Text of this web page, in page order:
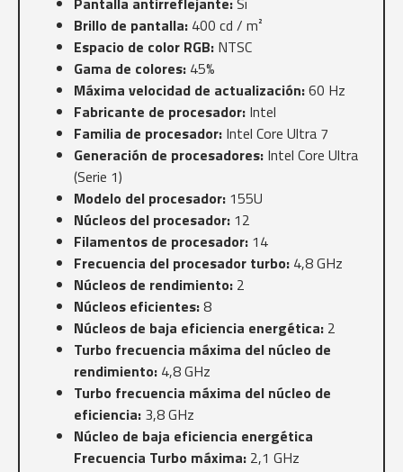
Brillo de pantalla: 400 cd / m²
Espacio de color RGB: NTSC
Gama de colores: 45%
Máxima velocidad de actualización:60 Hz
Fabricante de procesador: Intel
Familia de procesador: Intel Core Ultra 7
Generación de procesadores: Intel Core Ultra
(Serie 1)
Modelo del procesador: 155U
Núcleos del procesador: 12
Filamentos de procesador: 14
Frecuencia del procesador turbo: 4,8 GHz
Núcleos de rendimiento: 2
Núcleos eficientes:8
Núcleos de baja eficiencia energética: 2
Turbo frecuencia máxima del núcleo de
rendimiento: 4,8 GHz
Turbo frecuencia máxima del núcleo de
eficiencia: 3,8 GHz
Núcleo de baja eficiencia energética
Frecuencia Turbo máxima: 2,1 GHz